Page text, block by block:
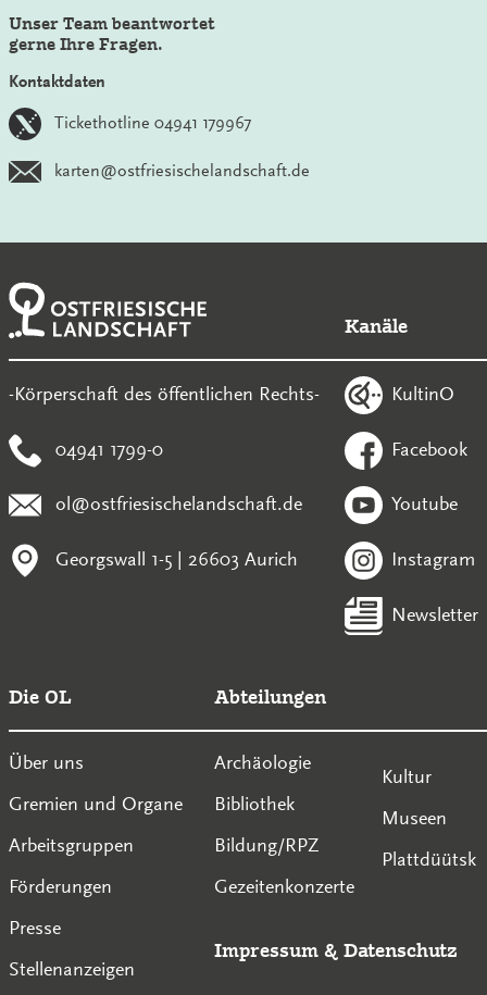
Unser Team beantwortet
gerne Ihre Fragen.
Kontaktdaten
Tickethotline 04941 179967
karten@ostfriesischelandschaft.de
-Körperschaft des öffentlichen Rechts-
04941 1799-0
ol@ostfriesischelandschaft.de
Georgswall 1-5 | 26603 Aurich
Kanäle
KultinO
Facebook
Youtube
Instagram
Newsletter
Die OL
Über uns
Gremien und Organe
Arbeitsgruppen
Förderungen
Presse
Stellenanzeigen
Abteilungen
Archäologie
Bibliothek
Bildung/RPZ
Gezeitenkonzerte
Kultur
Museen
Plattdüütsk
Impressum & Datenschutz